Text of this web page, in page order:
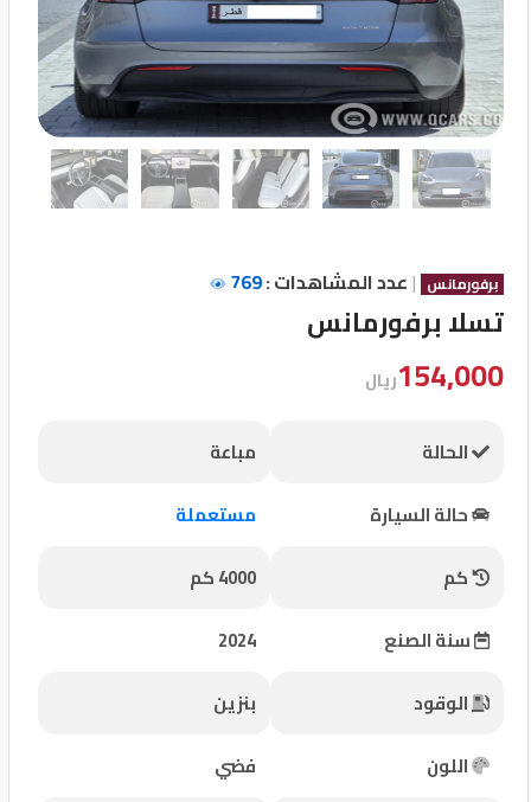
تسجيل
الدخول
English
مستثمري
المعارض
مميزة
إتصل
بنا
المنتدى
برفورمانس | عدد المشاهدات :769
تسلا برفورمانس
154,000ريال
الحالة
مباعة
حالة السيارة
مستعملة
كم
4000 كم
سنة الصنع
2024
الوقود
بنزين
اللون
فضي